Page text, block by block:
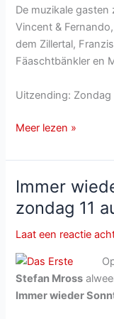
De muzikale gasten
Vincent &
dem Zillertal,
Fäaschtbänkler en
Uitzending: Zondag
Immer
Sonntags
van
zondag
28
juni
Meer lezen »
Immer
zondag 11
Laat een reactie
Stefan Mross
Immer wieder